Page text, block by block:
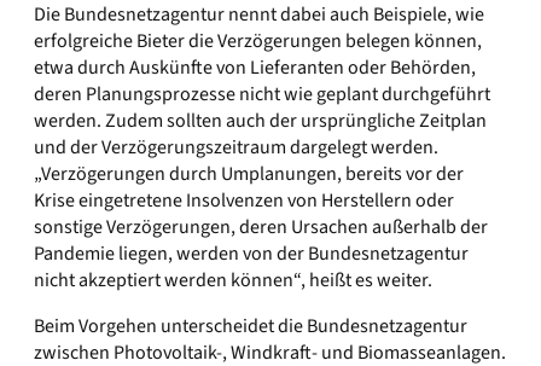
Die Bundesnetzagentur nennt dabei auch Beispiele, wie
erfolgreiche Bieter die Verzögerungen belegen können,
etwa durch Auskünfte von Lieferanten oder Behörden,
deren Planungsprozesse nicht wie geplant durchgeführt
werden. Zudem sollten auch der ursprüngliche Zeitplan
und der Verzögerungszeitraum dargelegt werden.
„Verzögerungen durch Umplanungen, bereits vor der
Krise eingetretene Insolvenzen von Herstellern oder
sonstige Verzögerungen, deren Ursachen außerhalb der
Pandemie liegen, werden von der Bundesnetzagentur
nicht akzeptiert werden können“, heißt es weiter.
Beim Vorgehen unterscheidet die Bundesnetzagentur
zwischen Photovoltaik-, Windkraft- und Biomasseanlagen.